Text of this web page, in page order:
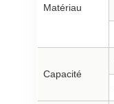
Matériau
Capacité